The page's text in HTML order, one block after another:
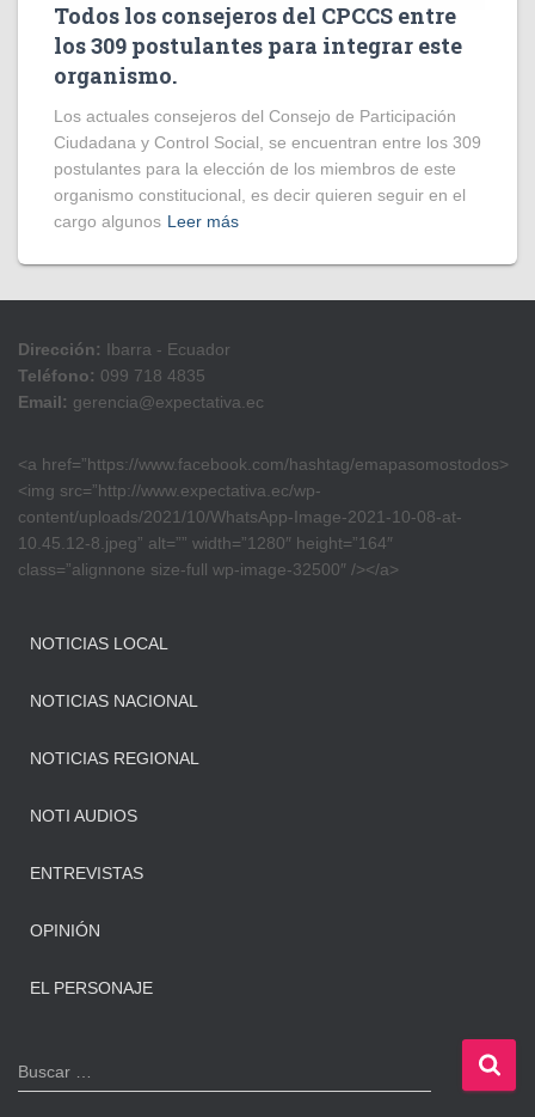
Todos los consejeros del CPCCS entre
los 309 postulantes para integrar este
organismo.
Los actuales consejeros del Consejo de Participación
Ciudadana y Control Social, se encuentran entre los 309
postulantes para la elección de los miembros de este
organismo constitucional, es decir quieren seguir en el
cargo algunos Leer más
Dirección: Ibarra - Ecuador
Teléfono: 099 718 4835
Email: gerencia@expectativa.ec
<a href=”https://www.facebook.com/hashtag/emapasomostodos>
<img src=”http://www.expectativa.ec/wp-
content/uploads/2021/10/WhatsApp-Image-2021-10-08-at-
10.45.12-8.jpeg” alt=”” width=”1280″ height=”164″
class=”alignnone size-full wp-image-32500″ /></a>
NOTICIAS LOCAL
NOTICIAS NACIONAL
NOTICIAS REGIONAL
NOTI AUDIOS
ENTREVISTAS
OPINIÓN
EL PERSONAJE
B
u
Buscar …